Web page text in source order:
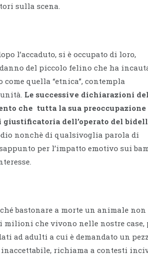
sulla scena.
l’accaduto, si è occupato di loro,
del piccolo felino che ha
quella “etnica”, contempla
Le successive dichiarazioni del
che tutta la sua preoccupazione
dell’operato del
nonchè di qualsivoglia parola di
per l’impatto emotivo sui
bastonare a morte un animale non
milioni che vivono nelle nostre case,
ad adulti a cui è demandato un
richiama a contesti